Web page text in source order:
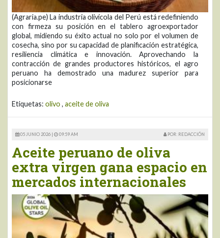
(Agraria.pe) La industria olivícola del Perú está redefiniendo
con firmeza su posición en el tablero agroexportador
global, midiendo su éxito actual no solo por el volumen de
cosecha, sino por su capacidad de planificación estratégica,
resiliencia climática e innovación. Aprovechando la
contracción de grandes productores históricos, el agro
peruano ha demostrado una madurez superior para
posicionarse
Etiquetas: olivo , aceite de oliva
05 JUNIO 2026 | 09:59 AM POR: REDACCIÓN
Aceite peruano de oliva
extra virgen gana espacio en
mercados internacionales